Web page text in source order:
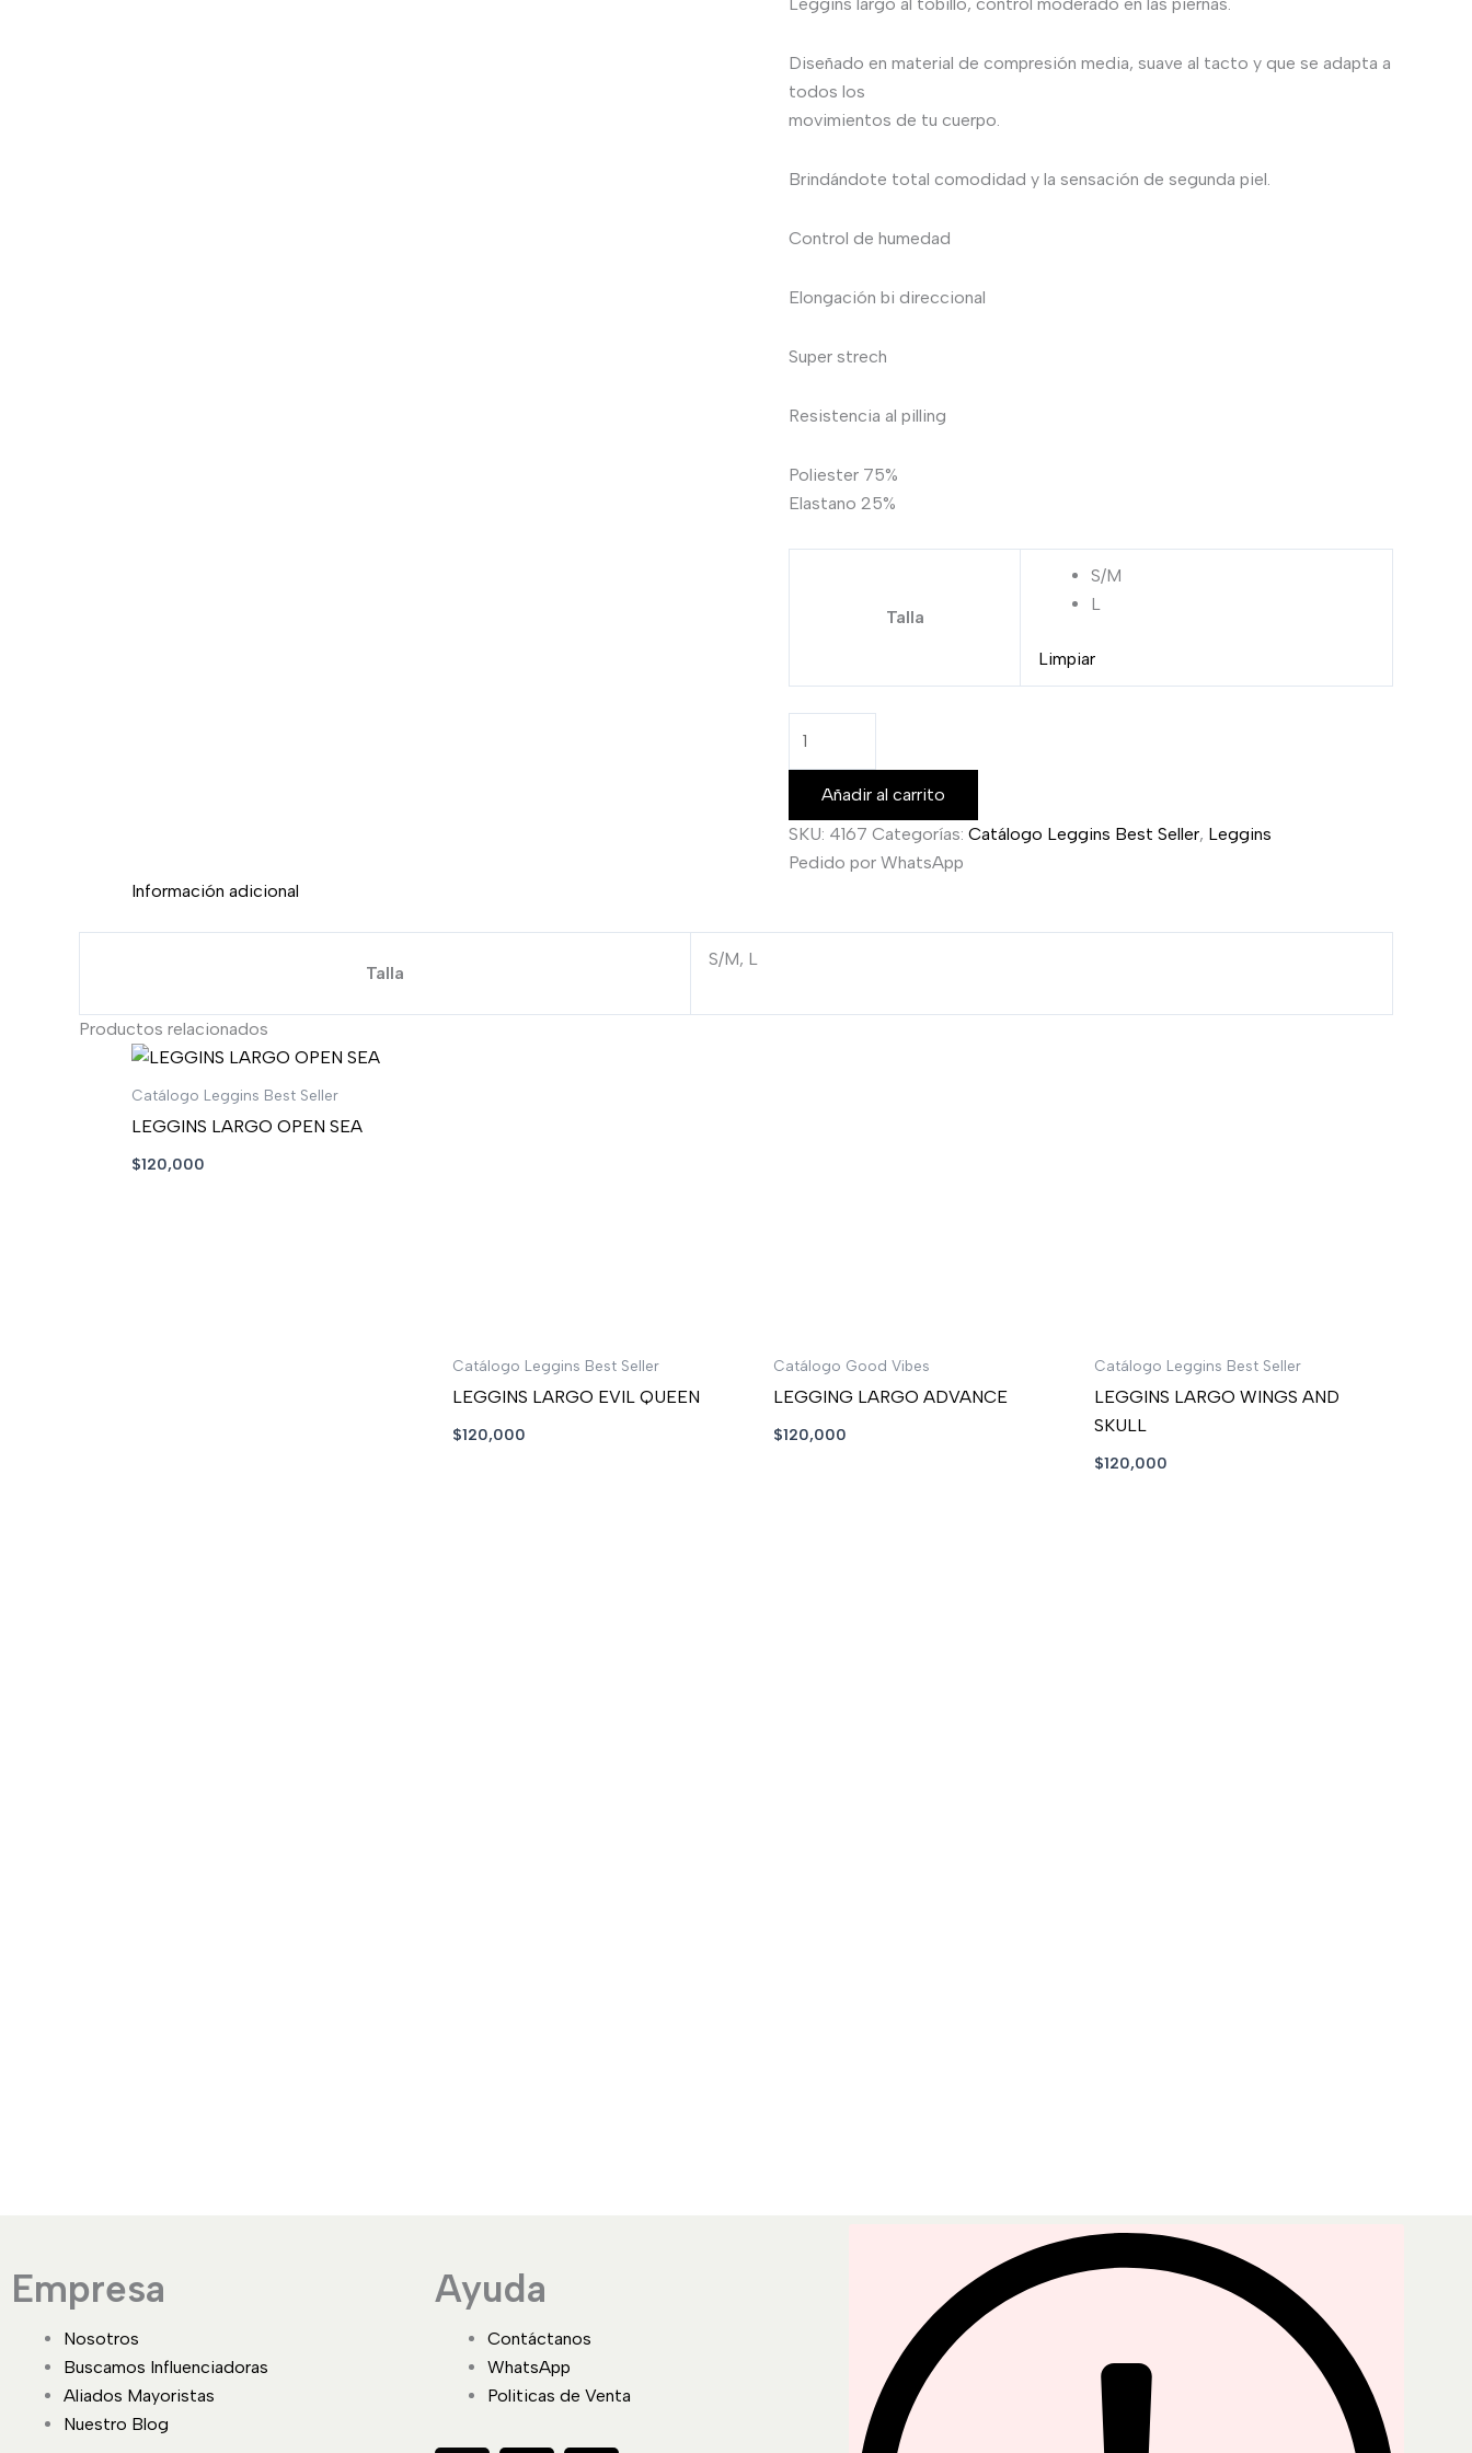
Diseñado en material de compresión media, suave al tacto y que se adapta a
todos los
movimientos de tu cuerpo.
Brindándote total comodidad y la sensación de segunda piel.
Control de humedad
Elongación bi direccional
Super strech
Resistencia al pilling
Poliester 75%
Elastano 25%
Talla
S/M
L
Limpiar
Añadir al carrito
SKU: 4167 Categorías: Catálogo Leggins Best Seller, Leggins
Pedido por WhatsApp
Información adicional
Talla
S/M, L
Productos relacionados
Catálogo Leggins Best Seller
LEGGINS LARGO OPEN SEA
$120,000
Catálogo Leggins Best Seller
LEGGINS LARGO EVIL QUEEN
$120,000
Catálogo Good Vibes
LEGGING LARGO ADVANCE
$120,000
Catálogo Leggins Best Seller
LEGGINS LARGO WINGS AND
SKULL
$120,000
Empresa
Nosotros
Buscamos Influenciadoras
Aliados Mayoristas
Nuestro Blog
Ayuda
Contáctanos
WhatsApp
Politicas de Venta